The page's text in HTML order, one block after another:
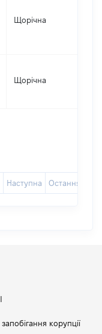
Щорічна
Щорічна
Наступна Остання
корупції